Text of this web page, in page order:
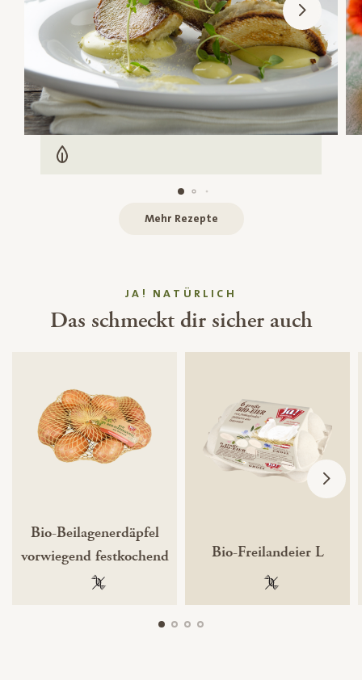
Vegetarisch
Mehr Rezepte
JA! NATÜRLICH
Das schmeckt dir sicher auch
Bio-Beilagenerdäpfel
vorwiegend festkochend
100 % gentechnikfrei
Bio-Freilandeier L
100 %